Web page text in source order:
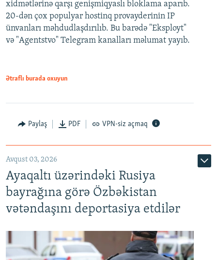
xidmətlərinə qarşı genişmiqyaslı bloklama aparıb.
20-dən çox populyar hostinq provayderinin IP
ünvanları məhdudlaşdırılıb. Bu barədə "Eksployt"
və "Agentstvo" Telegram kanalları məlumat yayıb.
Ətraflı burada oxuyun
Paylaş PDF VPN-siz açmaq
Avqust 03, 2026
Ayaqaltı üzərindəki Rusiya
bayrağına görə Özbəkistan
vətəndaşını deportasiya etdilər